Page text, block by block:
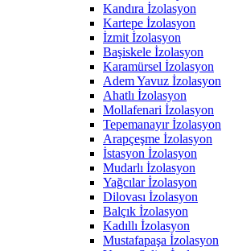
Kandıra İzolasyon
Kartepe İzolasyon
İzmit İzolasyon
Başiskele İzolasyon
Karamürsel İzolasyon
Adem Yavuz İzolasyon
Ahatlı İzolasyon
Mollafenari İzolasyon
Tepemanayır İzolasyon
Arapçeşme İzolasyon
İstasyon İzolasyon
Mudarlı İzolasyon
Yağcılar İzolasyon
Dilovası İzolasyon
Balçık İzolasyon
Kadıllı İzolasyon
Mustafapaşa İzolasyon